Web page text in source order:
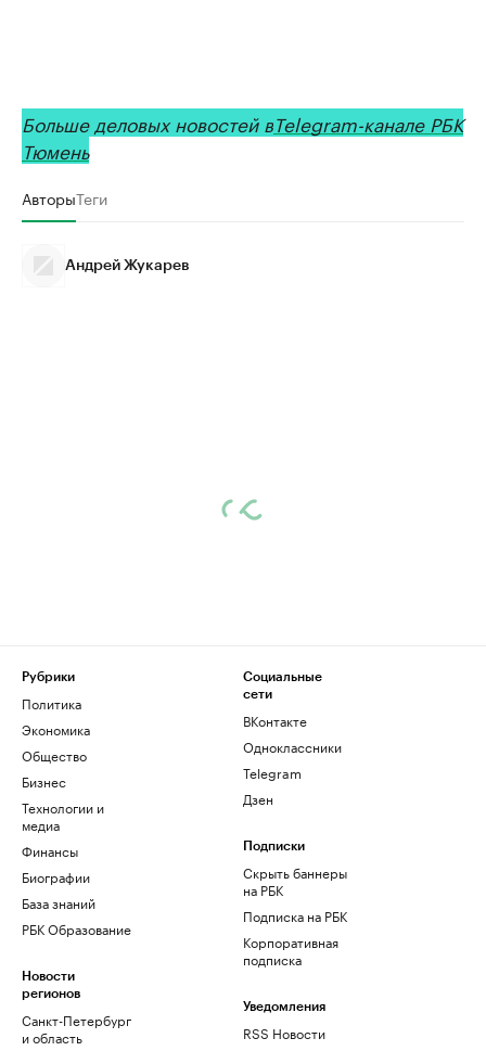
Больше деловых новостей вTelegram-канале РБК
Тюмень
АвторыТеги
Андрей Жукарев
Рубрики
Политика
Экономика
Общество
Бизнес
Технологии и
медиа
Финансы
Биографии
База знаний
РБК Образование
Новости
регионов
Санкт-Петербург
и область
Социальные
сети
ВКонтакте
Одноклассники
Telegram
Дзен
Подписки
Скрыть баннеры
на РБК
Подписка на РБК
Корпоративная
подписка
Уведомления
RSS Новости